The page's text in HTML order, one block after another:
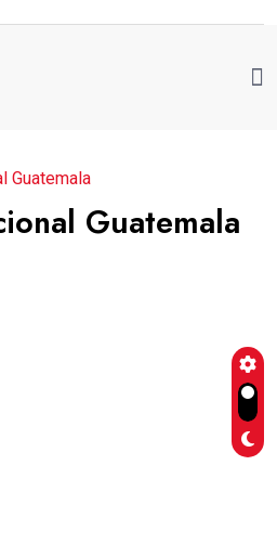
Guatemala
Guatemala